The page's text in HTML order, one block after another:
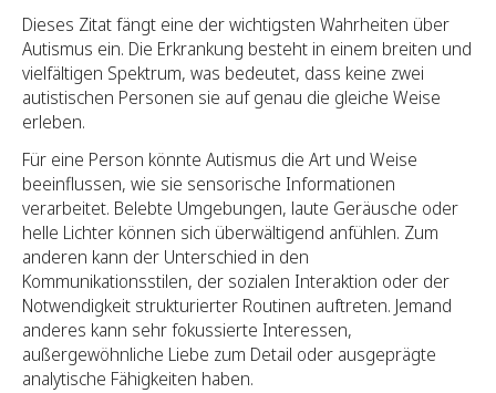
Dieses Zitat fängt eine der wichtigsten Wahrheiten über
Autismus ein. Die Erkrankung besteht in einem breiten und
vielfältigen Spektrum, was bedeutet, dass keine zwei
autistischen Personen sie auf genau die gleiche Weise
erleben.
Für eine Person könnte Autismus die Art und Weise
beeinflussen, wie sie sensorische Informationen
verarbeitet. Belebte Umgebungen, laute Geräusche oder
helle Lichter können sich überwältigend anfühlen. Zum
anderen kann der Unterschied in den
Kommunikationsstilen, der sozialen Interaktion oder der
Notwendigkeit strukturierter Routinen auftreten. Jemand
anderes kann sehr fokussierte Interessen,
außergewöhnliche Liebe zum Detail oder ausgeprägte
analytische Fähigkeiten haben.